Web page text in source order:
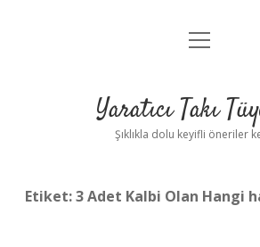
Anasayfa
Yasal Uyarı
menüyü
Yaratıcı Takı
Şıklıkla dolu keyifli öneriler
Etiket:3 Adet Kalbi Olan Hangi